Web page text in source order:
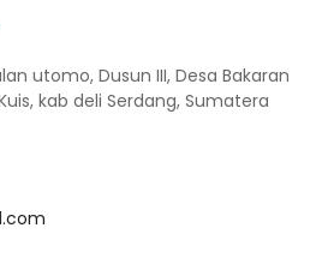
utomo, Dusun III, Desa Bakaran
kab deli Serdang, Sumatera